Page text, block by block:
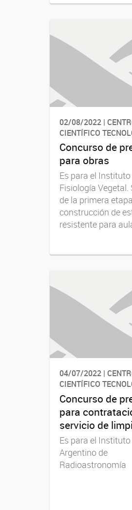
02/08/2022 |
CIENTÍFICO
Concurso de
para obras
Es para el
Fisiología Vegetal.
de la primera
construcción de
resistente para
04/07/2022 |
CIENTÍFICO
Concurso de
para
servicio de
Es para el Instituto
Argentino de
Radioastronomía